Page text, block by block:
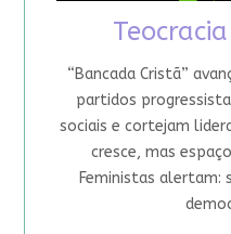
“Bancada Cristã”
partidos
sociais e cortejam
cresce, mas
Feministas alertam: